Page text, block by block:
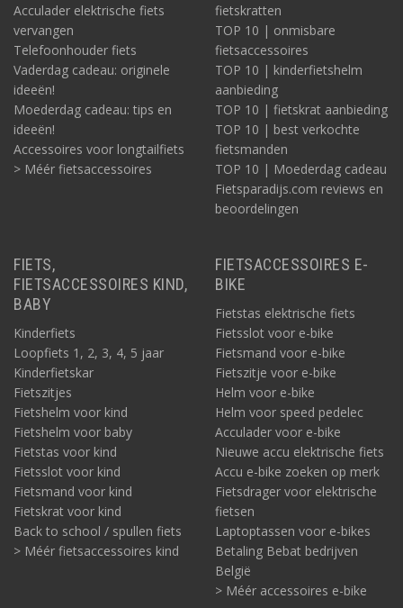
Acculader elektrische fiets
vervangen
Telefoonhouder fiets
Vaderdag cadeau: originele
ideeën!
Moederdag cadeau: tips en
ideeën!
Accessoires voor longtailfiets
> Méér fietsaccessoires
fietskratten
TOP 10 | onmisbare
fietsaccessoires
TOP 10 | kinderfietshelm
aanbieding
TOP 10 | fietskrat aanbieding
TOP 10 | best verkochte
fietsmanden
TOP 10 | Moederdag cadeau
Fietsparadijs.com reviews en
beoordelingen
FIETS,
FIETSACCESSOIRES KIND,
BABY
Kinderfiets
Loopfiets 1, 2, 3, 4, 5 jaar
Kinderfietskar
Fietszitjes
Fietshelm voor kind
Fietshelm voor baby
Fietstas voor kind
Fietsslot voor kind
Fietsmand voor kind
Fietskrat voor kind
Back to school / spullen fiets
> Méér fietsaccessoires kind
FIETSACCESSOIRES E-
BIKE
Fietstas elektrische fiets
Fietsslot voor e-bike
Fietsmand voor e-bike
Fietszitje voor e-bike
Helm voor e-bike
Helm voor speed pedelec
Acculader voor e-bike
Nieuwe accu elektrische fiets
Accu e-bike zoeken op merk
Fietsdrager voor elektrische
fietsen
Laptoptassen voor e-bikes
Betaling Bebat bedrijven
België
> Méér accessoires e-bike